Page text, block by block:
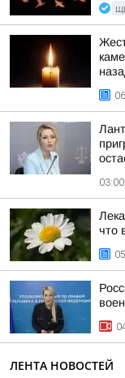
03:00
что
ЛЕНТА НОВОСТЕЙ